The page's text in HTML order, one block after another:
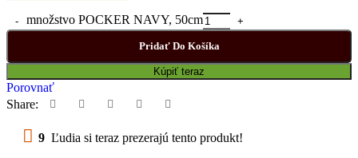
množstvo POCKER NAVY, 50cm
Pridať Do Košíka
Kúpiť teraz
Porovnať
Share:
9 Ľudia si teraz prezerajú tento produkt!